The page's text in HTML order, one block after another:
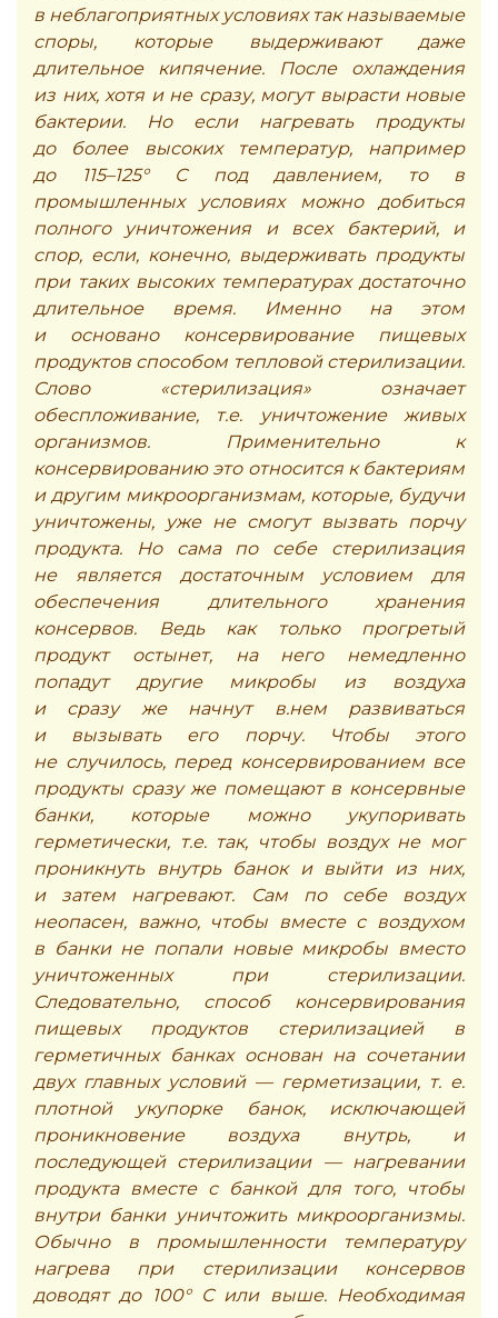
в неблагоприятных условиях так называемые
споры, которые выдерживают даже
длительное кипячение. После охлаждения
из них, хотя и не сразу, могут вырасти новые
бактерии. Но если нагревать продукты
до более высоких температур, например
до 115–125° С под давлением, то в
промышленных условиях можно добиться
полного уничтожения и всех бактерий, и
спор, если, конечно, выдерживать продукты
при таких высоких температурах достаточно
длительное время. Именно на этом
и основано консервирование пищевых
продуктов способом тепловой стерилизации.
Слово «стерилизация» означает
обеспложивание, т.е. уничтожение живых
организмов. Применительно к
консервированию это относится к бактериям
и другим микроорганизмам, которые, будучи
уничтожены, уже не смогут вызвать порчу
продукта. Но сама по себе стерилизация
не является достаточным условием для
обеспечения длительного хранения
консервов. Ведь как только прогретый
продукт остынет, на него немедленно
попадут другие микробы из воздуха
и сразу же начнут в.нем развиваться
и вызывать его порчу. Чтобы этого
не случилось, перед консервированием все
продукты сразу же помещают в консервные
банки, которые можно укупоривать
герметически, т.е. так, чтобы воздух не мог
проникнуть внутрь банок и выйти из них,
и затем нагревают. Сам по себе воздух
неопасен, важно, чтобы вместе с воздухом
в банки не попали новые микробы вместо
уничтоженных при стерилизации.
Следовательно, способ консервирования
пищевых продуктов стерилизацией в
герметичных банках основан на сочетании
двух главных условий — герметизации, т. е.
плотной укупорке банок, исключающей
проникновение воздуха внутрь, и
последующей стерилизации — нагревании
продукта вместе с банкой для того, чтобы
внутри банки уничтожить микроорганизмы.
Обычно в промышленности температуру
нагрева при стерилизации консервов
доводят до 100° С или выше. Необходимая